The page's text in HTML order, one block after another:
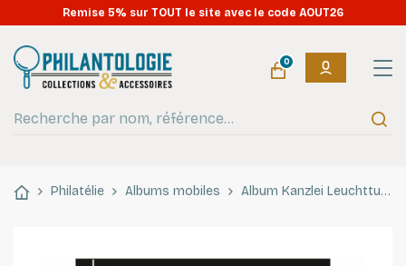
Remise 5% sur TOUT le site avec le code AOUT26
0
Philatélie Albums mobiles Album Kanzlei Leuchtturm